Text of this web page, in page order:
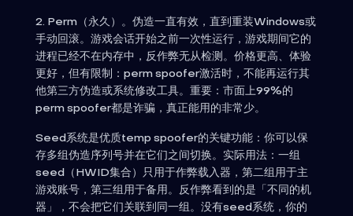
2. Perm（永久）。伪造一直有效，直到重装Windows或
手动回滚。游戏会话开始之前一次性运行，游戏期间它的
进程已经不在内存中，反作弊无从检测。价格更高、体验
更好，但有限制：perm spoofer激活时，不能再运行其
他第三方伪造或系统修改工具。重要：市面上99%的
perm spoofer都是诈骗，真正能用的非常少。
Seed系统是优质temp spoofer的关键功能：你可以保
存多组伪造序列号并在它们之间切换。实际用法：一组
seed（HWID集合）只用于作弊载入器，第二组用于主
游戏账号，第三组用于备用。反作弊看到的是「不同的机
器」，不会把它们关联到同一组。没有seed系统，你的